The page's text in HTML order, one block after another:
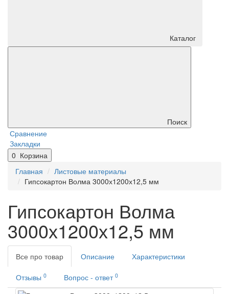
Каталог
Поиск
Сравнение
Закладки
0 Корзина
Главная
Листовые материалы
Гипсокартон Волма 3000х1200х12,5 мм
Гипсокартон Волма
3000х1200х12,5 мм
Все про товар Описание Характеристики
Отзывы 0 Вопрос - ответ 0